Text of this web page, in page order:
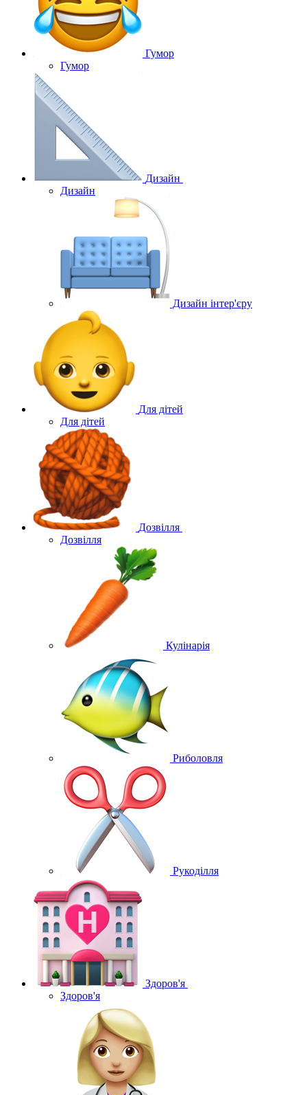
Гумор
Гумор
Дизайн
Дизайн
Дизайн інтер'єру
Для дітей
Для дітей
Дозвілля
Дозвілля
Кулінарія
Риболовля
Рукоділля
Здоров'я
Здоров'я